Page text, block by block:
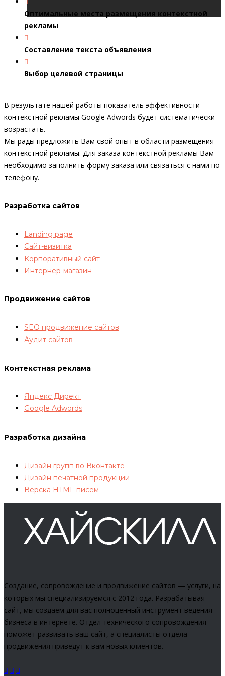
Оптимальные места размещения контекстной
рекламы
Составление текста объявления
Выбор целевой страницы
В результате нашей работы показатель эффективности
контекстной рекламы Google Adwords будет систематически
возрастать.
Мы рады предложить Вам свой опыт в области размещения
контекстной рекламы. Для заказа контекстной рекламы Вам
необходимо заполнить форму заказа или связаться с нами по
телефону.
Разработка сайтов
Landing page
Сайт-визитка
Корпоративный сайт
Интернер-магазин
Продвижение сайтов
SEO продвижение сайтов
Аудит сайтов
Контекстная реклама
Яндекс Директ
Google Adwords
Разработка дизайна
Дизайн групп во Вконтакте
Дизайн печатной продукции
Верска HTML писем
Создание, сопровождение и продвижение сайтов — услуги, на
которых мы специализируемся с 2012 года. Разрабатывая
сайт, мы создаем для вас полноценный инструмент ведения
бизнеса в интернете. Отдел технического сопровождения
поможет развивать ваш сайт, а специалисты отдела
продвижения приведут к вам новых клиентов.